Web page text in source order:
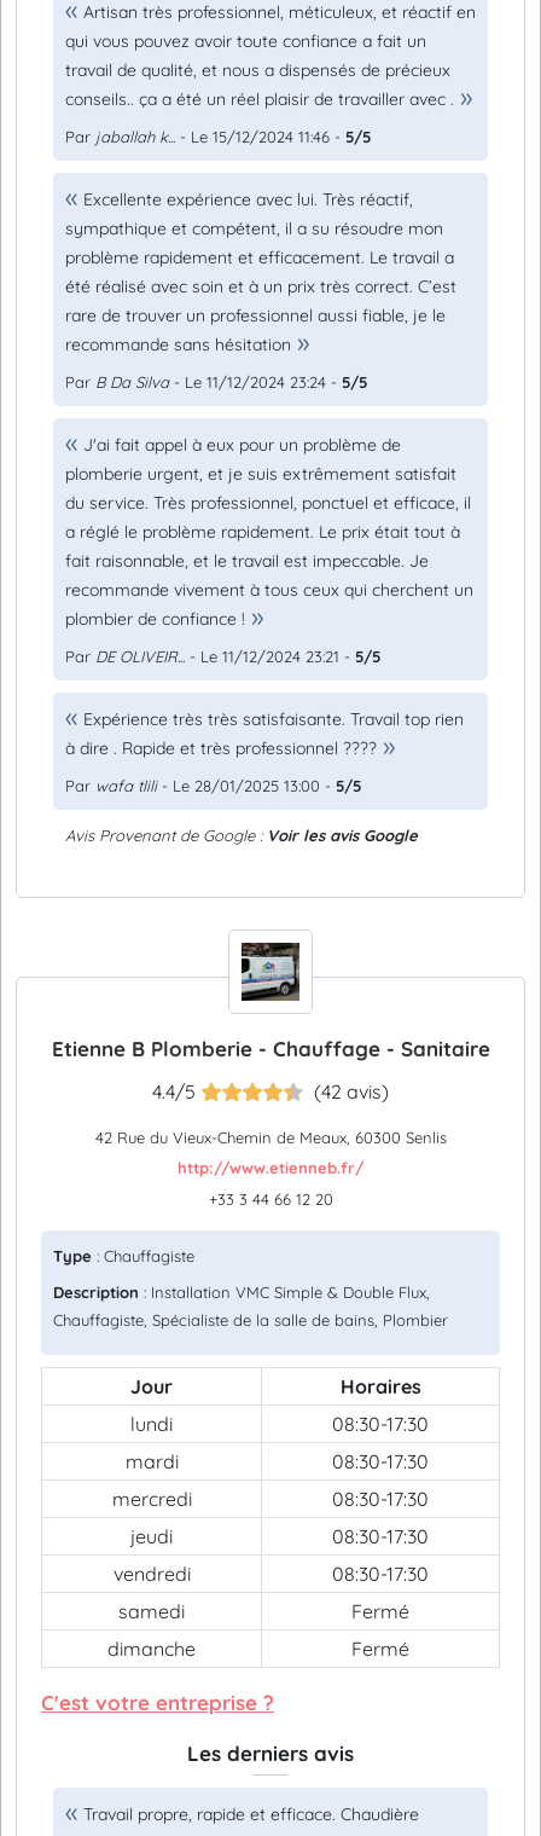
Artisan très professionnel, méticuleux, et réactif en
qui vous pouvez avoir toute confiance a fait un
travail de qualité, et nous a dispensés de précieux
conseils.. ça a été un réel plaisir de travailler avec .
Par jaballah k... - Le 15/12/2024 11:46 - 5/5
Excellente expérience avec lui. Très réactif,
sympathique et compétent, il a su résoudre mon
problème rapidement et efficacement. Le travail a
été réalisé avec soin et à un prix très correct. C’est
rare de trouver un professionnel aussi fiable, je le
recommande sans hésitation
Par B Da Silva- Le 11/12/2024 23:24 - 5/5
J'ai fait appel à eux pour un problème de
plomberie urgent, et je suis extrêmement satisfait
du service. Très professionnel, ponctuel et efficace, il
a réglé le problème rapidement. Le prix était tout à
fait raisonnable, et le travail est impeccable. Je
recommande vivement à tous ceux qui cherchent un
plombier de confiance !
Par DE OLIVEIR... - Le 11/12/2024 23:21 - 5/5
Expérience très très satisfaisante. Travail top rien
à dire . Rapide et très professionnel ????
Par wafa tlili- Le 28/01/2025 13:00 - 5/5
Avis Provenant de Google : Voir les avis Google
Etienne B Plomberie - Chauffage - Sanitaire
4.4/5 (42 avis)
42 Rue du Vieux-Chemin de Meaux, 60300 Senlis
http://www.etienneb.fr/
+33 3 44 66 12 20
Type : Chauffagiste
Description : Installation VMC Simple & Double Flux,
Chauffagiste, Spécialiste de la salle de bains, Plombier
Jour
Horaires
lundi
08:30-17:30
mardi
08:30-17:30
mercredi
08:30-17:30
jeudi
08:30-17:30
vendredi
08:30-17:30
samedi
Fermé
dimanche
Fermé
C'est votre entreprise ?
Les derniers avis
Travail propre, rapide et efficace. Chaudière